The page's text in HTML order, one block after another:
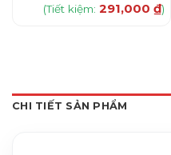
(Tiết kiệm: 291,000 ₫)
CHI TIẾT SẢN PHẨM